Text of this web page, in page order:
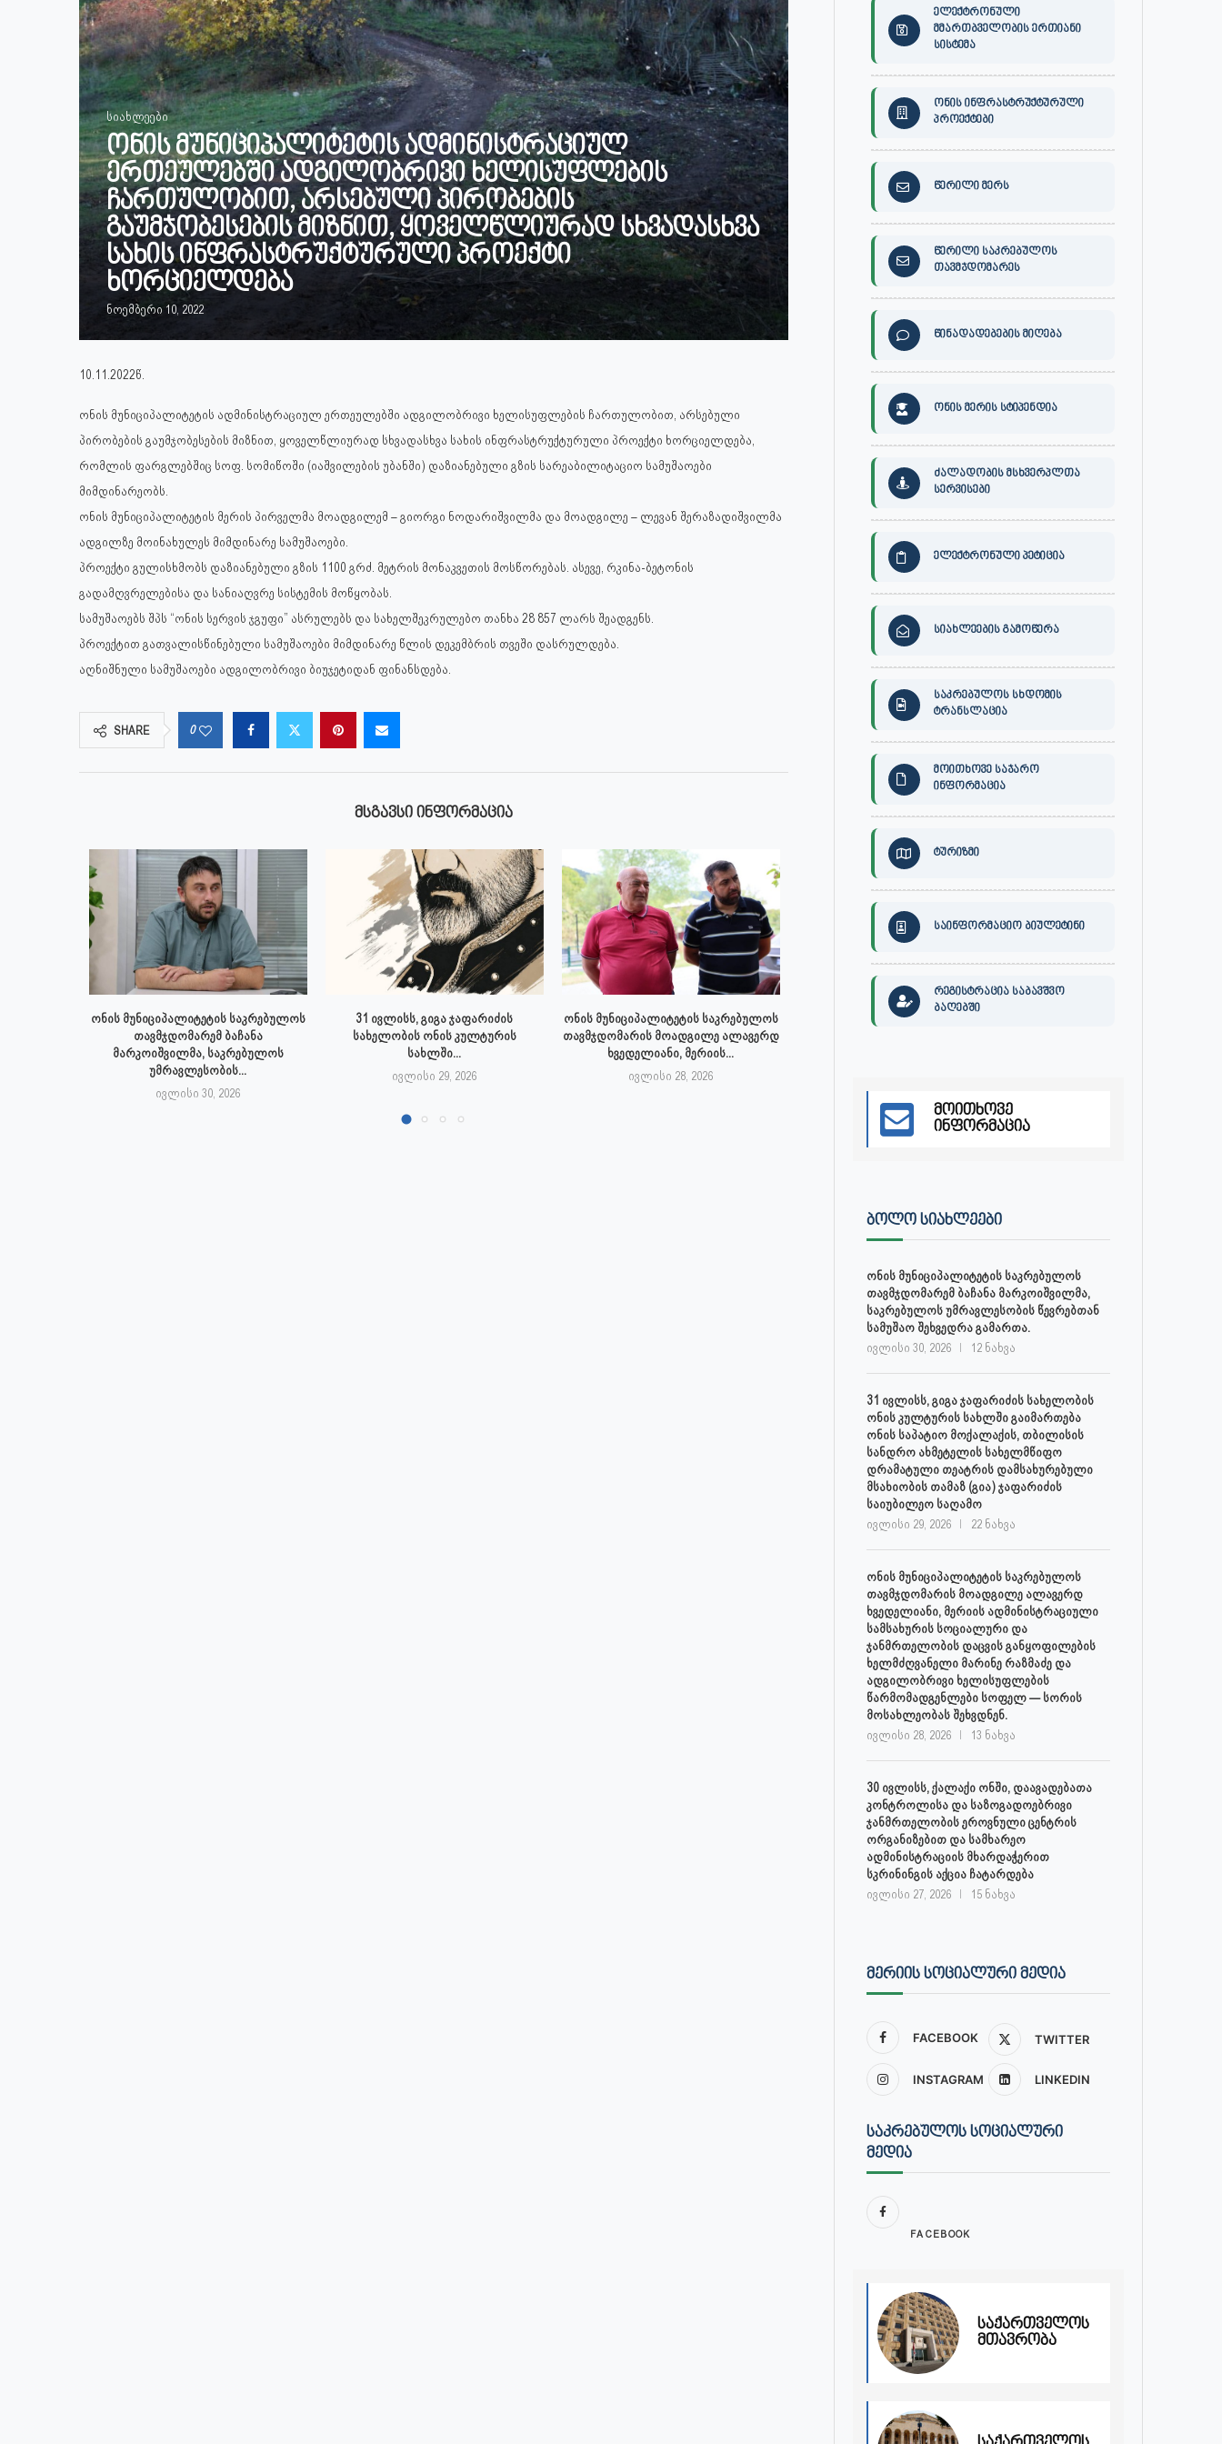
სიახლეები
ონის მუნიციპალიტეტის ადმინისტრაციულ
ერთეულებში ადგილობრივი ხელისუფლების
ჩართულობით, არსებული პირობების
გაუმჯობესების მიზნით, ყოველწლიურად სხვადასხვა
სახის ინფრასტრუქტურული პროექტი
ხორციელდება
ნოემბერი 10, 2022
10.11.2022წ.
ონის მუნიციპალიტეტის ადმინისტრაციულ ერთეულებში ადგილობრივი ხელისუფლების ჩართულობით, არსებული
პირობების გაუმჯობესების მიზნით, ყოველწლიურად სხვადასხვა სახის ინფრასტრუქტურული პროექტი ხორციელდება,
რომლის ფარგლებშიც სოფ. სომიწოში (იაშვილების უბანში) დაზიანებული გზის სარეაბილიტაციო სამუშაოები
მიმდინარეობს.
ონის მუნიციპალიტეტის მერის პირველმა მოადგილემ – გიორგი ნოდარიშვილმა და მოადგილე – ლევან შერაზადიშვილმა
ადგილზე მოინახულეს მიმდინარე სამუშაოები.
პროექტი გულისხმობს დაზიანებული გზის 1100 გრძ. მეტრის მონაკვეთის მოსწორებას. ასევე, რკინა-ბეტონის
გადამღვრელებისა და სანიაღვრე სისტემის მოწყობას.
სამუშაოებს შპს “ონის სერვის ჯგუფი” ასრულებს და სახელშეკრულებო თანხა 28 857 ლარს შეადგენს.
პროექტით გათვალისწინებული სამუშაოები მიმდინარე წლის დეკემბრის თვეში დასრულდება.
აღნიშნული სამუშაოები ადგილობრივი ბიუჯეტიდან ფინანსდება.
SHARE 0
ᲛᲡᲒᲐᲕᲡᲘ ᲘᲜᲤᲝᲠᲛᲐᲪᲘᲐ
ონის მუნიციპალიტეტის საკრებულოს
თავმჯდომარემ ბაჩანა
მარკოიშვილმა, საკრებულოს
უმრავლესობის...
ივლისი 30, 2026
31 ივლისს, გიგა ჯაფარიძის
სახელობის ონის კულტურის
სახლში...
ივლისი 29, 2026
ონის მუნიციპალიტეტის საკრებულოს
თავმჯდომარის მოადგილე ალავერდ
ხვედელიანი, მერიის...
ივლისი 28, 2026
30 ივლისს, ქალაქი ონში,
ელექტრონული
მმართბველობის ერთიანი
სისტემა
ონის ინფრასტრუქტურული
პროექტები
წერილი მერს
წერილი საკრებულოს
თავმჯდომარეს
წინადადებების მიღება
ონის მერის სტიპენდია
ძალადობის მსხვერპლთა
სერვისები
ელექტრონული პეტიცია
სიახლეების გამოწერა
საკრებულოს სხდომის
ტრანსლაცია
მოითხოვე საჯარო
ინფორმაცია
ტურიზმი
საინფორმაციო ბიულეტინი
რეგისტრაცია საბავშვო
ბაღებში
მოითხოვე
ინფორმაცია
ᲑᲝᲚᲝ ᲡᲘᲐᲮᲚᲔᲔᲑᲘ
ონის მუნიციპალიტეტის საკრებულოს
თავმჯდომარემ ბაჩანა მარკოიშვილმა,
საკრებულოს უმრავლესობის წევრებთან
სამუშაო შეხვედრა გამართა.
ივლისი 30, 2026 12 ნახვა
31 ივლისს, გიგა ჯაფარიძის სახელობის
ონის კულტურის სახლში გაიმართება
ონის საპატიო მოქალაქის, თბილისის
სანდრო ახმეტელის სახელმწიფო
დრამატული თეატრის დამსახურებული
მსახიობის თამაზ (გია) ჯაფარიძის
საიუბილეო საღამო
ივლისი 29, 2026 22 ნახვა
ონის მუნიციპალიტეტის საკრებულოს
თავმჯდომარის მოადგილე ალავერდ
ხვედელიანი, მერიის ადმინისტრაციული
სამსახურის სოციალური და
ჯანმრთელობის დაცვის განყოფილების
ხელმძღვანელი მარინე რაზმაძე და
ადგილობრივი ხელისუფლების
წარმომადგენლები სოფელ — სორის
მოსახლეობას შეხვდნენ.
ივლისი 28, 2026 13 ნახვა
30 ივლისს, ქალაქი ონში, დაავადებათა
კონტროლისა და საზოგადოებრივი
ჯანმრთელობის ეროვნული ცენტრის
ორგანიზებით და სამხარეო
ადმინისტრაციის მხარდაჭერით
სკრინინგის აქცია ჩატარდება
ივლისი 27, 2026 15 ნახვა
ᲛᲔᲠᲘᲘᲡ ᲡᲝᲪᲘᲐᲚᲣᲠᲘ ᲛᲔᲓᲘᲐ
FACEBOOK TWITTER
INSTAGRAM LINKEDIN
ᲡᲐᲙᲠᲔᲑᲣᲚᲝᲡ ᲡᲝᲪᲘᲐᲚᲣᲠᲘ
ᲛᲔᲓᲘᲐ
FACEBOOK
საქართველოს
მთავრობა